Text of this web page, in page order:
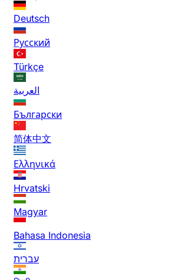
Deutsch
Русский
Türkçe
العربية
Български
简体中文
Ελληνικά
Hrvatski
Magyar
Bahasa Indonesia
עברית